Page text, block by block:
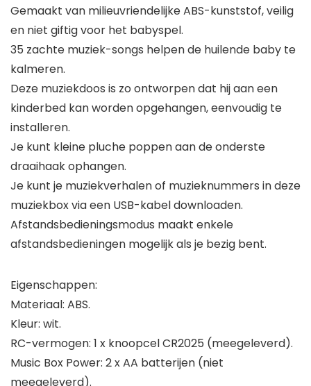
Gemaakt van milieuvriendelijke ABS-kunststof, veilig
en niet giftig voor het babyspel.
35 zachte muziek-songs helpen de huilende baby te
kalmeren.
Deze muziekdoos is zo ontworpen dat hij aan een
kinderbed kan worden opgehangen, eenvoudig te
installeren.
Je kunt kleine pluche poppen aan de onderste
draaihaak ophangen.
Je kunt je muziekverhalen of muzieknummers in deze
muziekbox via een USB-kabel downloaden.
Afstandsbedieningsmodus maakt enkele
afstandsbedieningen mogelijk als je bezig bent.
Eigenschappen:
Materiaal: ABS.
Kleur: wit.
RC-vermogen: 1 x knoopcel CR2025 (meegeleverd).
Music Box Power: 2 x AA batterijen (niet
meegeleverd).